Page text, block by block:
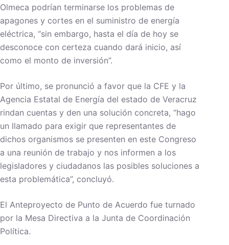
Olmeca podrían terminarse los problemas de
apagones y cortes en el suministro de energía
eléctrica, “sin embargo, hasta el día de hoy se
desconoce con certeza cuando dará inicio, así
como el monto de inversión”.
Por último, se pronunció a favor que la CFE y la
Agencia Estatal de Energía del estado de Veracruz
rindan cuentas y den una solución concreta, “hago
un llamado para exigir que representantes de
dichos organismos se presenten en este Congreso
a una reunión de trabajo y nos informen a los
legisladores y ciudadanos las posibles soluciones a
esta problemática”, concluyó.
El Anteproyecto de Punto de Acuerdo fue turnado
por la Mesa Directiva a la Junta de Coordinación
Política.